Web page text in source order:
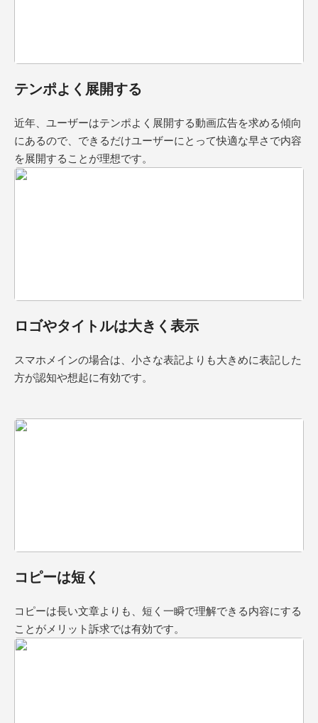
テンポよく展開する
近年、ユーザーはテンポよく展開する動画広告を求める傾向
にあるので、できるだけユーザーにとって快適な早さで内容
を展開することが理想です。
ロゴやタイトルは大きく表示
スマホメインの場合は、小さな表記よりも大きめに表記した
方が認知や想起に有効です。
コピーは短く
コピーは長い文章よりも、短く一瞬で理解できる内容にする
ことがメリット訴求では有効です。